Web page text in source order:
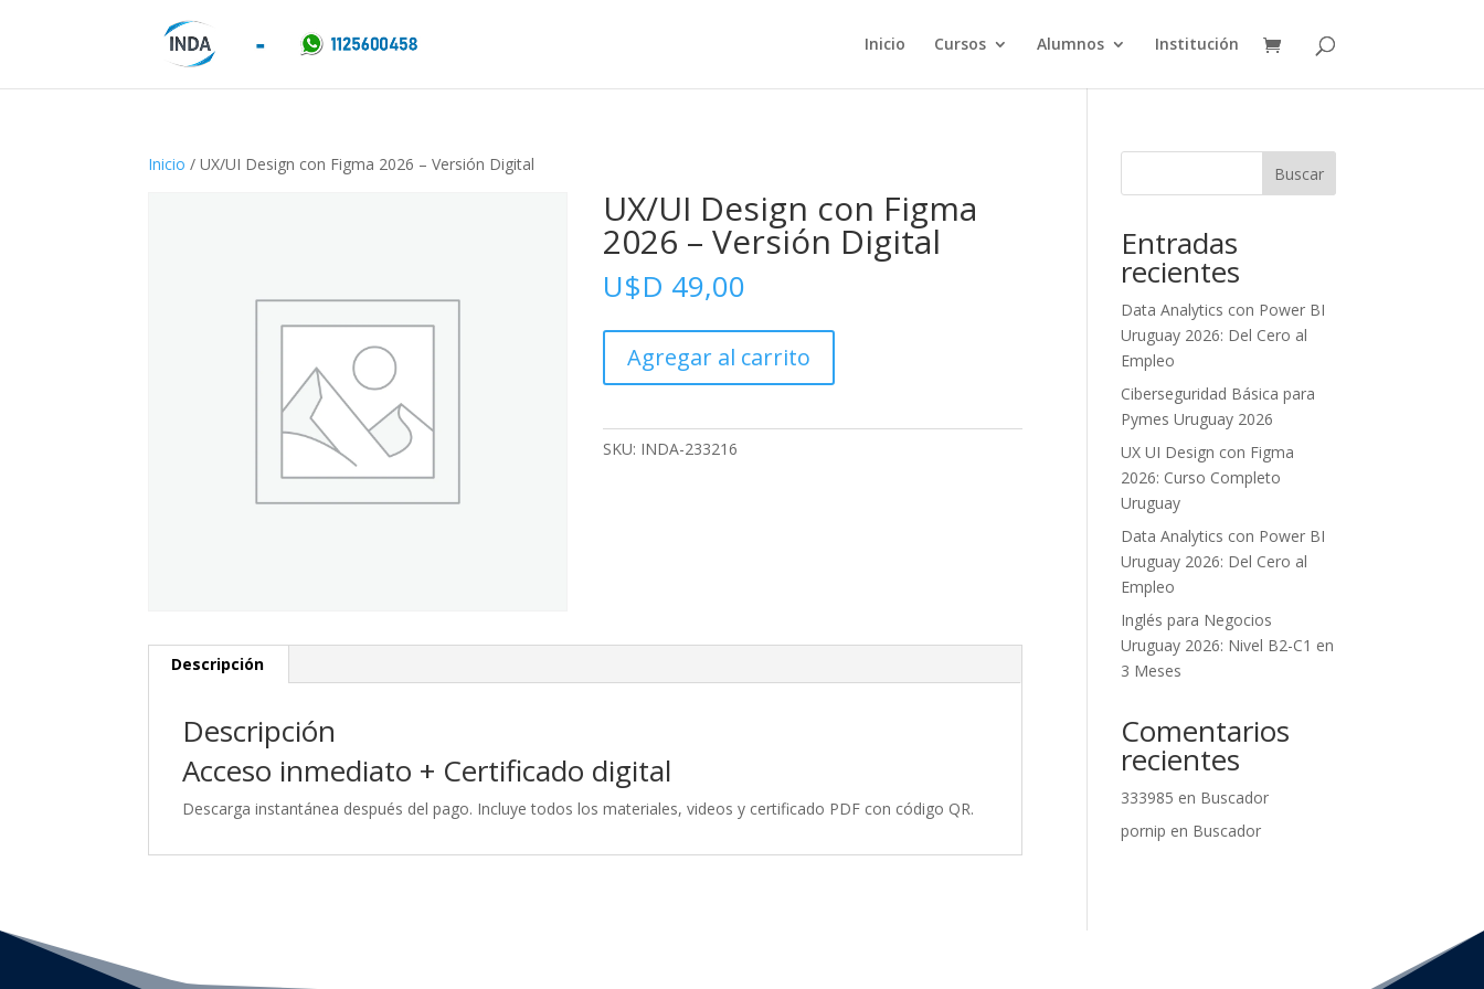
Inicio Cursos Alumnos Institución
Inicio / UX/UI Design con Figma 2026 – Versión Digital
UX/UI Design con Figma
2026 – Versión Digital
U$D 49,00
Design
con
2026
Agregar al carrito
SKU: INDA-233216
Descripción
Descripción
Acceso inmediato + Certificado digital
Descarga instantánea después del pago. Incluye todos los materiales, videos y certificado PDF con código QR.
Buscar
Entradas
recientes
Data Analytics con Power BI
Uruguay 2026: Del Cero al
Empleo
Ciberseguridad Básica para
Pymes Uruguay 2026
UX UI Design con Figma
2026: Curso Completo
Uruguay
Data Analytics con Power BI
Uruguay 2026: Del Cero al
Empleo
Inglés para Negocios
Uruguay 2026: Nivel B2-C1 en
3 Meses
Comentarios
recientes
333985 en Buscador
pornip en Buscador